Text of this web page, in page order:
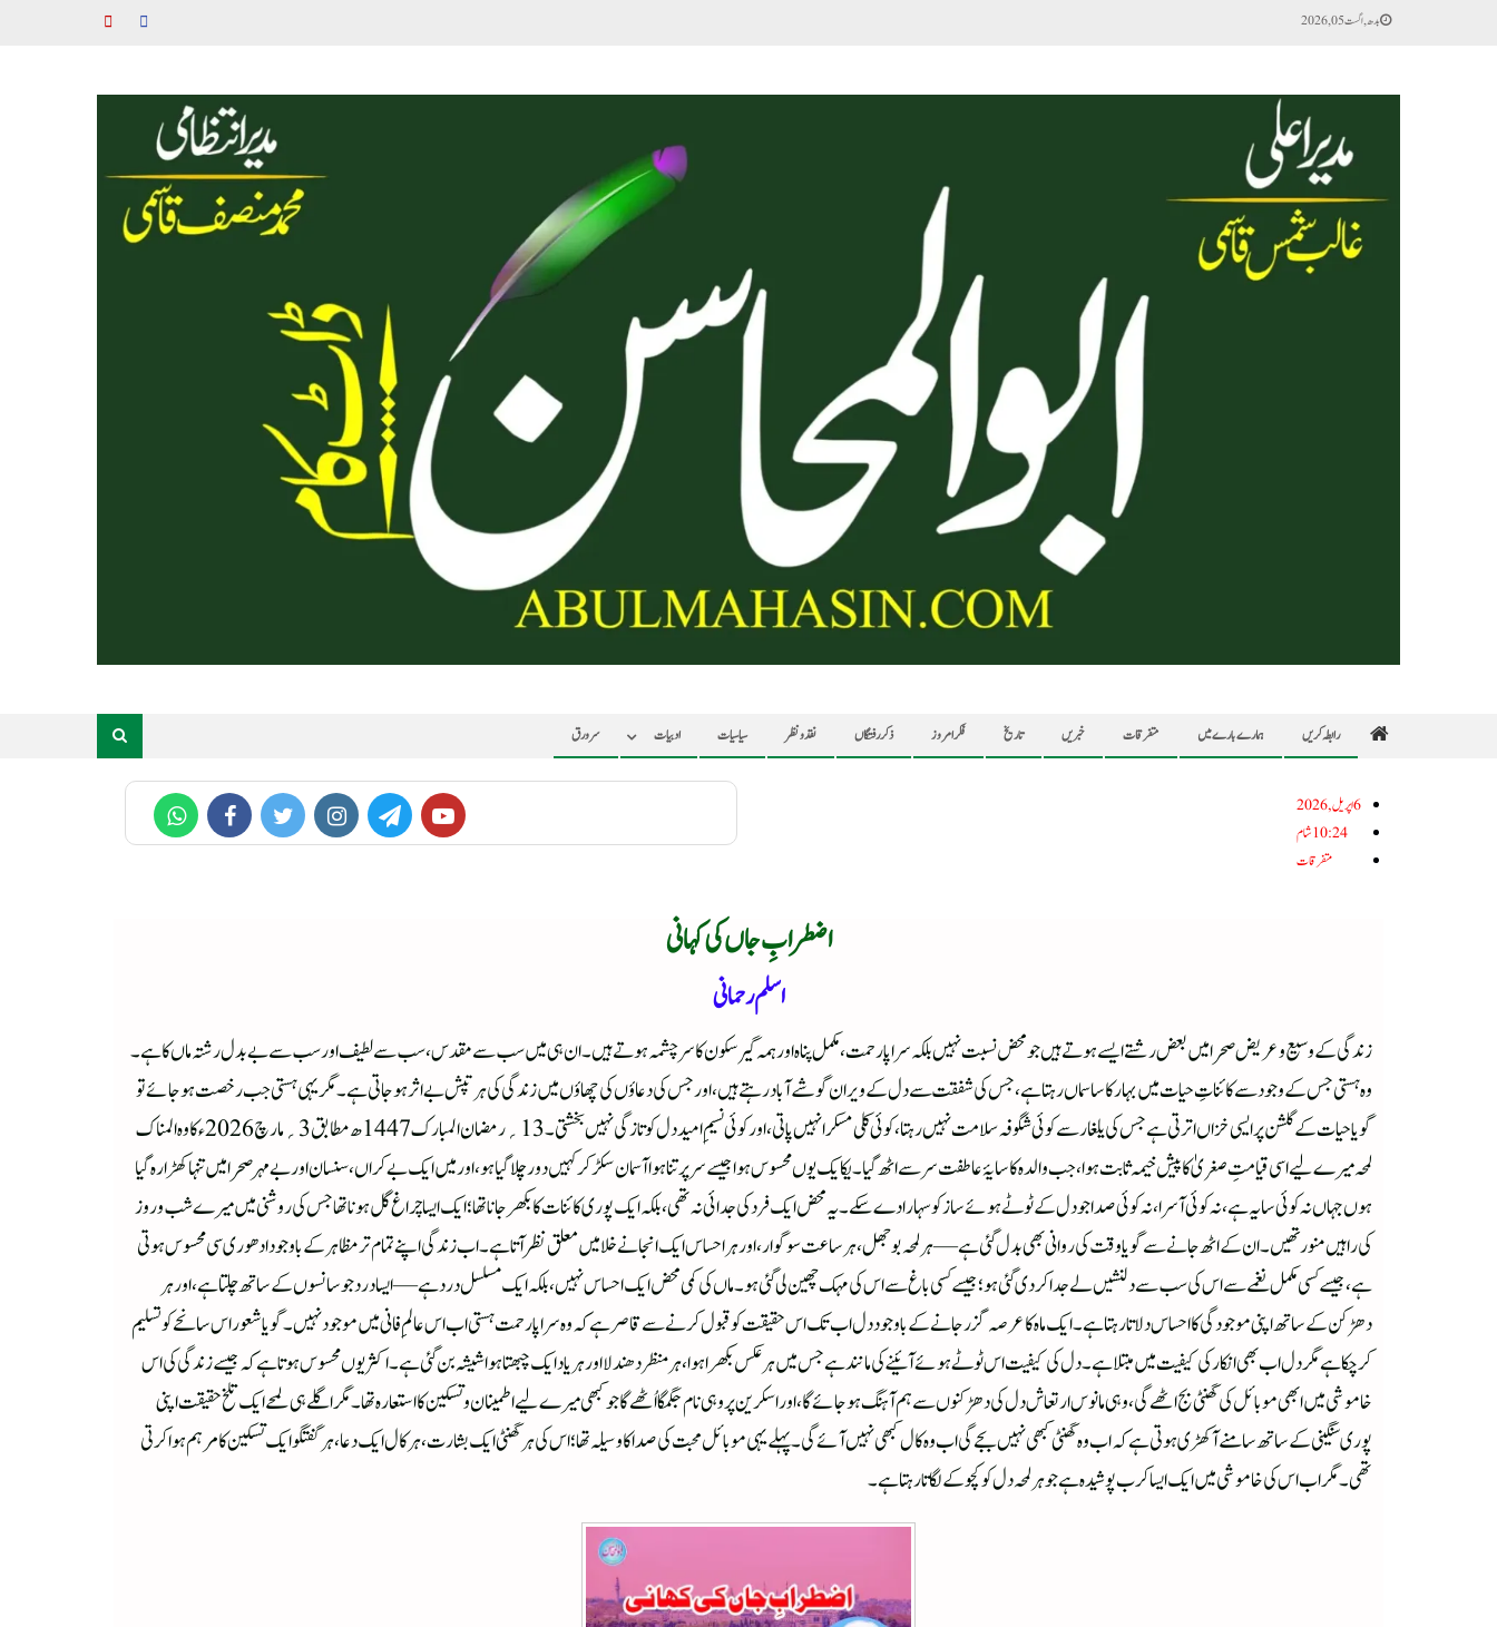
بدھ, اگست 05, 2026
سرورق ادبیات سیاسیات نقد ونظر ذکر رفتگاں فکر امروز تاریخ خبریں متفرقات ہمارے بارے میں رابطہ کریں
6اپریل, 2026
10:24 شام
متفرقات
اضطرابِ جاں کی کہانی
اسلم رحمانی
زندگی کے وسیع و عریض صحرا میں بعض رشتے ایسے ہوتے ہیں جو محض نسبت نہیں بلکہ سراپا رحمت، مکمل پناہ اور ہمہ گیر سکون کا سرچشمہ ہوتے ہیں۔ ان ہی میں سب سے مقدس، سب سے لطیف اور سب سے بے بدل رشتہ ماں کا ہے۔
وہ ہستی جس کے وجود سے کائناتِ حیات میں بہار کا سا سماں رہتا ہے، جس کی شفقت سے دل کے ویران گوشے آباد رہتے ہیں، اور جس کی دعاؤں کی چھاؤں میں زندگی کی ہر تپش بے اثر ہو جاتی ہے۔مگر یہی ہستی جب رخصت ہو جائے تو
گویا حیات کے گلشن پر ایسی خزاں اترتی ہے جس کی یلغار سے کوئی شگوفہ سلامت نہیں رہتا، کوئی کلی مسکرا نہیں پاتی، اور کوئی نسیمِ امید دل کو تازگی نہیں بخشتی۔13؍رمضان المبارک 1447ھ مطابق 3؍ مارچ 2026ء کا وہ المناک
لمحہ میرے لیے اسی قیامتِ صغریٰ کا پیش خیمہ ثابت ہوا، جب والدہ کا سایۂ عاطفت سر سے اٹھ گیا۔ یکایک یوں محسوس ہوا جیسے سر پر تنا ہوا آسمان سکڑ کر کہیں دور چلا گیا ہو، اور میں ایک بے کراں، سنسان اور بے مہر صحرا میں تنہا کھڑا رہ گیا
ہوں جہاں نہ کوئی سایہ ہے، نہ کوئی آسرا، نہ کوئی صدا جو دل کے ٹوٹے ہوئے ساز کو سہارا دے سکے۔یہ محض ایک فرد کی جدائی نہ تھی، بلکہ ایک پوری کائنات کا بکھر جانا تھا؛ ایک ایسا چراغ گل ہونا تھا جس کی روشنی میں میرے شب و روز
کی راہیں منور تھیں۔ ان کے اٹھ جانے سے گویا وقت کی روانی بھی بدل گئی ہے—ہر لمحہ بوجھل، ہر ساعت سوگوار، اور ہر احساس ایک انجانے خلا میں معلق نظر آتا ہے۔اب زندگی اپنے تمام تر مظاہر کے باوجود ادھوری سی محسوس ہوتی
ہے، جیسے کسی مکمل نغمے سے اس کی سب سے دلنشیں لے جدا کر دی گئی ہو؛ جیسے کسی باغ سے اس کی مہک چھین لی گئی ہو۔ ماں کی کمی محض ایک احساس نہیں، بلکہ ایک مسلسل درد ہے—ایسا درد جو سانسوں کے ساتھ چلتا ہے، اور ہر
دھڑکن کے ساتھ اپنی موجودگی کا احساس دلاتا رہتا ہے۔ایک ماہ کا عرصہ گزر جانے کے باوجود دل اب تک اس حقیقت کو قبول کرنے سے قاصر ہے کہ وہ سراپا رحمت ہستی اب اس عالمِ فانی میں موجود نہیں۔ گویا شعور اس سانحے کو تسلیم
کر چکا ہے مگر دل اب بھی انکار کی کیفیت میں مبتلا ہے۔دل کی کیفیت اس ٹوٹے ہوئے آئینے کی مانند ہے جس میں ہر عکس بکھرا ہوا، ہر منظر دھندلا اور ہر یاد ایک چبھتا ہوا شیشہ بن گئی ہے۔اکثر یوں محسوس ہوتا ہے کہ جیسے زندگی کی اس
خاموشی میں ابھی موبائل کی گھنٹی بج اٹھے گی، وہی مانوس ارتعاش دل کی دھڑکنوں سے ہم آہنگ ہو جائے گا، اور اسکرین پر وہی نام جگمگا اُٹھے گا جو کبھی میرے لیے اطمینان و تسکین کا استعارہ تھا۔ مگر اگلے ہی لمحے ایک تلخ حقیقت اپنی
پوری سنگینی کے ساتھ سامنے آ کھڑی ہوتی ہے کہ اب وہ گھنٹی کبھی نہیں بجے گی اب وہ کال کبھی نہیں آئے گی۔ پہلے یہی موبائل محبت کی صدا کا وسیلہ تھا؛ اس کی ہر گھنٹی ایک بشارت، ہر کال ایک دعا، ہر گفتگو ایک تسکین کا مرہم ہوا کرتی
تھی۔ مگر اب اس کی خاموشی میں ایک ایسا کرب پوشیدہ ہے جو ہر لمحہ دل کو کچوکے لگاتا رہتا ہے۔